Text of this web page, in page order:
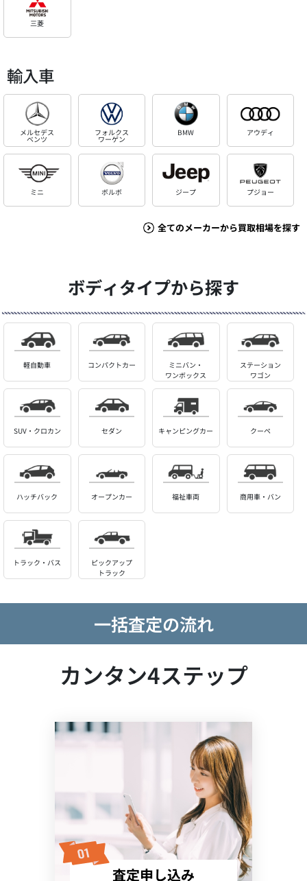
三菱
輸入車
メルセデス
ベンツ
フォルクス
ワーゲン
BMW アウディ
ミニ ボルボ ジープ プジョー
全てのメーカーから買取相場を探す
ボディタイプから探す
軽自動車 コンパクトカー
ミニバン・
ワンボックス
ステーション
ワゴン
SUV・クロカン セダン キャンピングカー クーペ
ハッチバック オープンカー 福祉車両 商用車・バン
トラック・バス
ピックアップ
トラック
一括査定の流れ
カンタン4ステップ
査定申し込み